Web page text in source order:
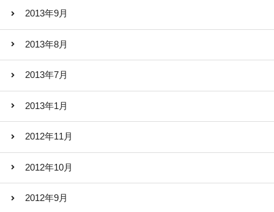
2013年9月
2013年8月
2013年7月
2013年1月
2012年11月
2012年10月
2012年9月